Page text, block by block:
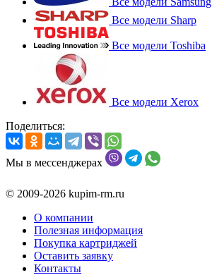
Все модели Sharp
Все модели Toshiba
Все модели Xerox
Поделиться:
Мы в мессенджерах
© 2009-2026 kupim-rm.ru
О компании
Полезная информация
Покупка картриджей
Оставить заявку
Контакты